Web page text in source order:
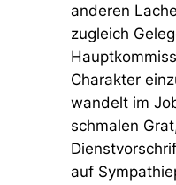
anderen
zugleich
Charakter
wandelt im
schmalen
auf